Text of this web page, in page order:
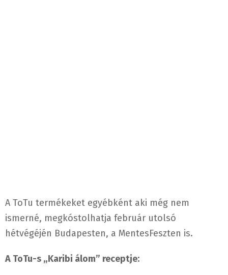
A ToTu termékeket egyébként aki még nem
ismerné, megkóstolhatja február utolsó
hétvégéjén Budapesten, a MentesFeszten is.
A ToTu-s „Karibi álom” receptje: